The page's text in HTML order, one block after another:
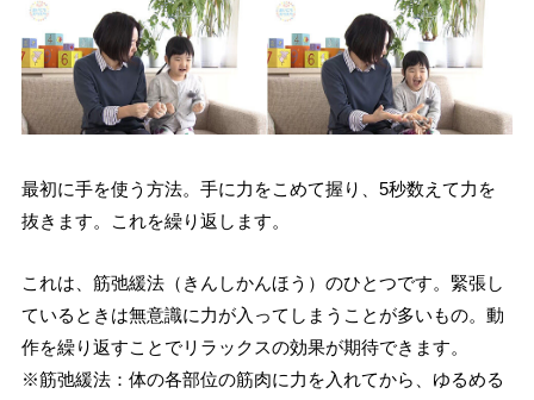
最初に手を使う方法。手に力をこめて握り、5秒数えて力を
抜きます。これを繰り返します。
これは、筋弛緩法（きんしかんほう）のひとつです。緊張し
ているときは無意識に力が入ってしまうことが多いもの。動
作を繰り返すことでリラックスの効果が期待できます。
※筋弛緩法：体の各部位の筋肉に力を入れてから、ゆるめる